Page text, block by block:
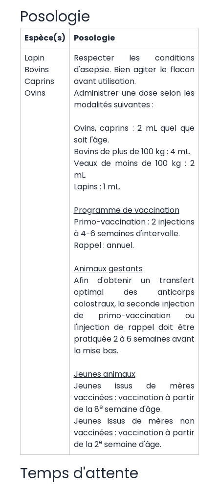
Posologie
Espèce(s)
Posologie
Lapin
Bovins
Caprins
Ovins
Respecter les conditions
d'asepsie. Bien agiter le flacon
avant utilisation.
Administrer une dose selon les
modalités suivantes :
Ovins, caprins : 2 mL quel que
soit l'âge.
Bovins de plus de 100 kg : 4 mL.
Veaux de moins de 100 kg : 2
mL.
Lapins : 1 mL.
Programme de vaccination
Primo-vaccination : 2 injections
à 4-6 semaines d'intervalle.
Rappel : annuel.
Animaux gestants
Afin d'obtenir un transfert
optimal des anticorps
colostraux, la seconde injection
de primo-vaccination ou
l'injection de rappel doit être
pratiquée 2 à 6 semaines avant
la mise bas.
Jeunes animaux
Jeunes issus de mères
vaccinées : vaccination à partir
de la 8esemaine d'âge.
Jeunes issus de mères non
vaccinées : vaccination à partir
de la 2esemaine d'âge.
Temps d'attente